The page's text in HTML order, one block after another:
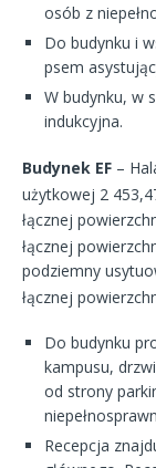
osób z
Do budynku i
psem
W budynku, w
indukcyjna.
Budynek EF –
użytkowej 2
łącznej
łącznej
podziemny
łącznej
Do budynku
kampusu,
od strony
Recepcja